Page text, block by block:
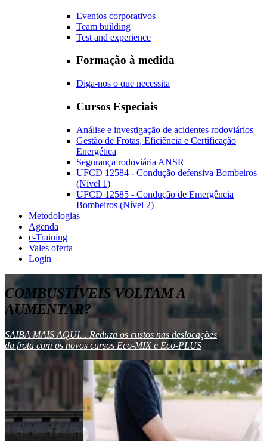
Eventos corporativos
Team building
Test and experience
Formação à medida
Diga-nos o que necessita
Cursos Especiais
Análise e investigação de acidentes rodoviários
Gestão de Frotas, Eficiência e Certificação
Energética
Segurança rodoviária ANSR
UFCD 12584 - Condução defensiva Bombeiros
(Nível 1)
UFCD 12585 - Condução de Emergência
Bombeiros (Nível 2)
Metodologias
Agenda
e-Training
Vales oferta
Login
COMBUSTÍVEIS VOLTAM A
AUMENTAR?
SAIBA MAIS AQUI... Reduza os custos nas deslocações
da frota com os novos cursos Eco-MIX e Eco-PLUS